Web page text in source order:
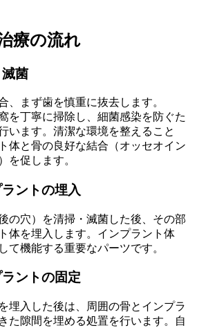
療の流れ
菌
、まず歯を慎重に抜去します。
を丁寧に掃除し、細菌感染を防ぐた
います。清潔な環境を整えること
体と骨の良好な結合（オッセオイン
を促します。
ントの埋入
の穴）を清掃・滅菌した後、その部
体を埋入します。インプラント体
て機能する重要なパーツです。
ントの固定
埋入した後は、周囲の骨とインプラ
た隙間を埋める処置を行います。自